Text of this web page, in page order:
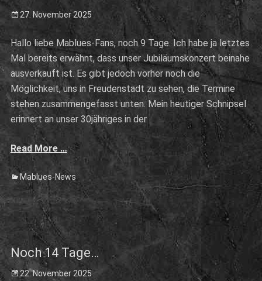
Posted
27. November 2025
Hallo liebe Mablues-Fans, noch 9 Tage. Ich habe ja letztes
Mal bereits erwähnt, dass unser Jubiläumskonzert beinahe
ausverkauft ist. Es gibt jedoch vorher noch die
Möglichkeit, uns in Freudenstadt zu sehen, die Termine
stehen zusammengefasst unten. Mein heutiger Schnipsel
erinnert an unser 30jähriges in der
Read More …
Categories
Mablues-News
Noch 14 Tage…
Posted
22. November 2025